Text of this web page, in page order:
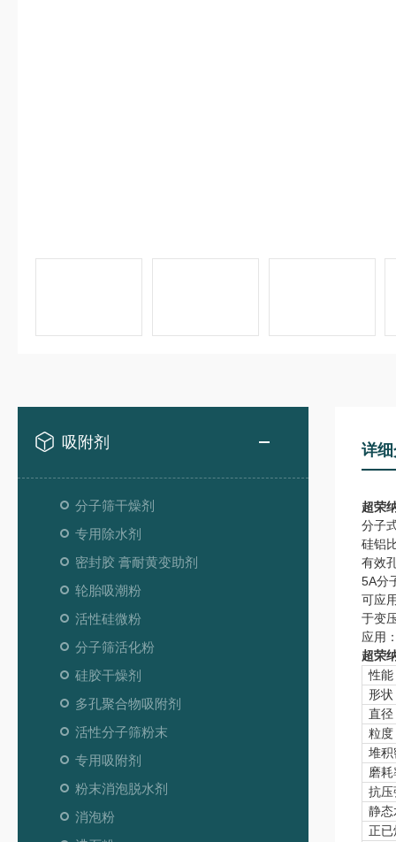
吸附剂
分子筛干燥剂
专用除水剂
密封胶 膏耐黄变助剂
轮胎吸潮粉
活性硅微粉
分子筛活化粉
硅胶干燥剂
多孔聚合物吸附剂
活性分子筛粉末
专用吸附剂
粉末消泡脱水剂
消泡粉
详
超荣
分子
硅铝
有效
5A分
可应
于变
应用
超荣
性能
形状
直径
粒度
堆积
磨耗
抗压
静态
正已